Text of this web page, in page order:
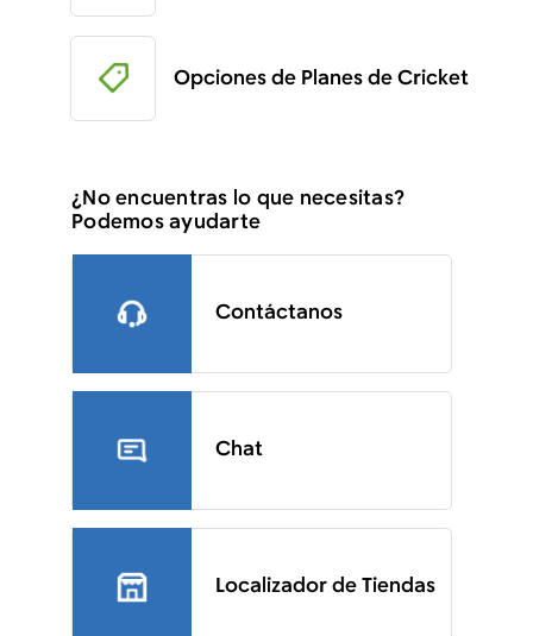
Opciones de Planes de Cricket
¿No encuentras lo que necesitas?
Podemos ayudarte
Contáctanos
Chat
Localizador de Tiendas